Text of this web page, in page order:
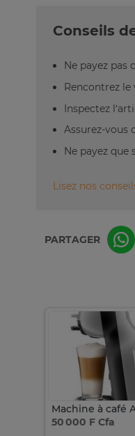
Conseils
Ne payez pas
Rencontrez le
Inspectez
Assurez-vous
Ne payez que
Lisez nos
PARTAGER
50 000 F Cfa